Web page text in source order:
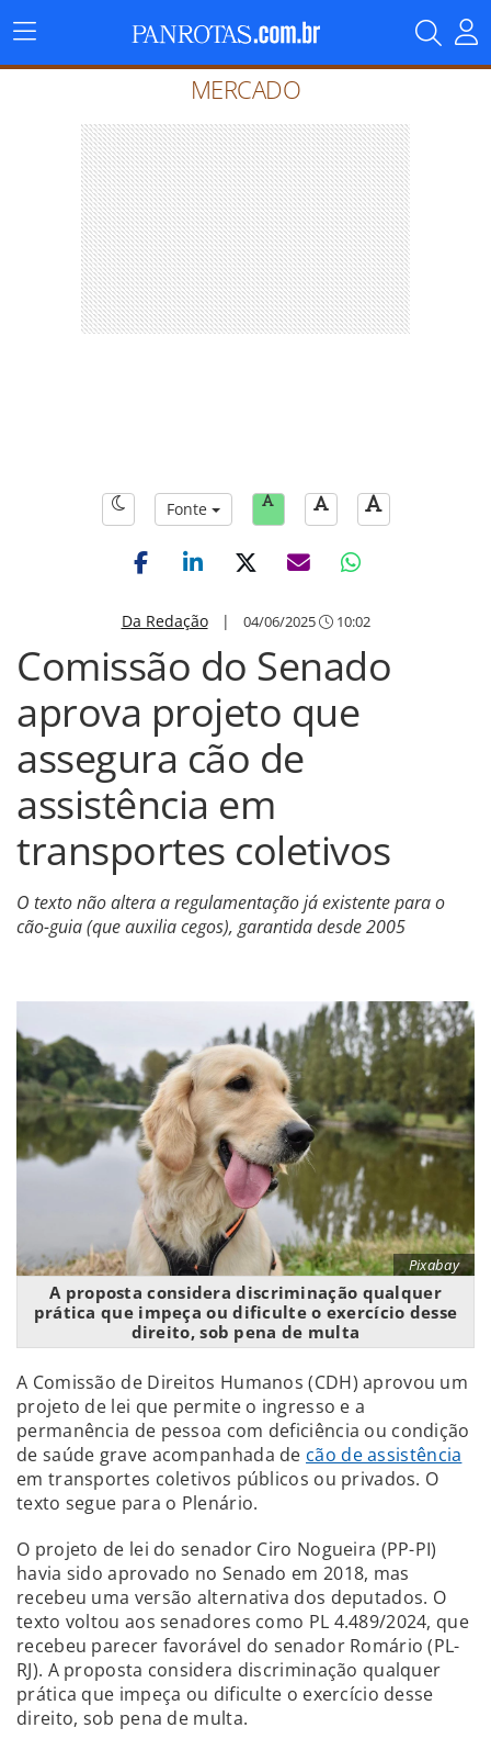
Menu
Principal
MERCADO
Fonte
Da Redação| 04/06/2025 10:02
Comissão do Senado
aprova projeto que
assegura cão de
assistência em
transportes coletivos
O texto não altera a regulamentação já existente para o
cão-guia (que auxilia cegos), garantida desde 2005
Pixabay
A proposta considera discriminação qualquer
prática que impeça ou dificulte o exercício desse
direito, sob pena de multa
A Comissão de Direitos Humanos (CDH) aprovou um
projeto de lei que permite o ingresso e a
permanência de pessoa com deficiência ou condição
de saúde grave acompanhada de cão de assistência
em transportes coletivos públicos ou privados. O
texto segue para o Plenário.
O projeto de lei do senador Ciro Nogueira (PP-PI)
havia sido aprovado no Senado em 2018, mas
recebeu uma versão alternativa dos deputados. O
texto voltou aos senadores como PL 4.489/2024, que
recebeu parecer favorável do senador Romário (PL-
RJ). A proposta considera discriminação qualquer
prática que impeça ou dificulte o exercício desse
direito, sob pena de multa.